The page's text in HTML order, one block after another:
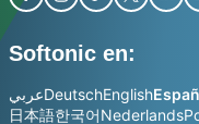
Softonic en:
عربيDeutschEnglish
日本語한국어Nederlands